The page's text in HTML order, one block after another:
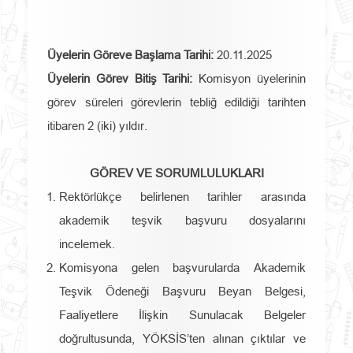
Üyelerin Göreve Başlama Tarihi: 20.11.2025
Üyelerin Görev Bitiş Tarihi: Komisyon üyelerinin
görev süreleri görevlerin tebliğ edildiği tarihten
itibaren 2 (iki) yıldır.
GÖREV VE SORUMLULUKLARI
Rektörlükçe belirlenen tarihler arasında
akademik teşvik başvuru dosyalarını
incelemek.
Komisyona gelen başvurularda Akademik
Teşvik Ödeneği Başvuru Beyan Belgesi,
Faaliyetlere İlişkin Sunulacak Belgeler
doğrultusunda, YÖKSİS’ten alınan çıktılar ve